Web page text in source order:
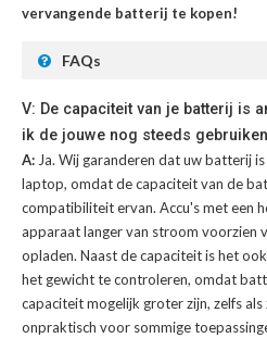
vervangende batterij te kopen!
FAQs
V: De capaciteit van je batterij is
ik de jouwe nog steeds
A: Ja. Wij garanderen dat uw batterij
laptop, omdat de capaciteit van de
compatibiliteit ervan. Accu's met een
apparaat langer van stroom voorzien
opladen. Naast de capaciteit is het
het gewicht te controleren, omdat
capaciteit mogelijk groter zijn, zelfs als
onpraktisch voor sommige